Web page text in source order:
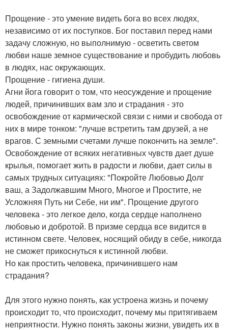
Прощение - это умение видеть бога во всех людях,
независимо от их поступков. Бог поставил перед нами
задачу сложную, но выполнимую - осветить светом
любви наше земное существование и пробудить любовь
в людях, нас окружающих.
Прощение - гигиена души.
Агни йога говорит о том, что неосуждение и прощение
людей, причинивших вам зло и страдания - это
освобождение от кармической связи с ними и свобода от
них в мире тонком: "лучше встретить там друзей, а не
врагов. С земными счетами лучше покончить на земле".
Освобождение от всяких негативных чувств дает душе
крылья, помогает жить в радости и любви, дает силы в
самых трудных ситуациях: "Покройте Любовью Долг
ваш, а Задолжавшим Много, Многое и Простите, не
Усложняя Путь ни Себе, ни им". Прощение другого
человека - это легкое дело, когда сердце наполнено
любовью и добротой. В призме сердца все видится в
истинном свете. Человек, носящий обиду в себе, никогда
не сможет прикоснуться к истинной любви.
Но как простить человека, причинившего нам
страдания?
Для этого нужно понять, как устроена жизнь и почему
происходит то, что происходит, почему мы притягиваем
неприятности. Нужно понять законы жизни, увидеть их в